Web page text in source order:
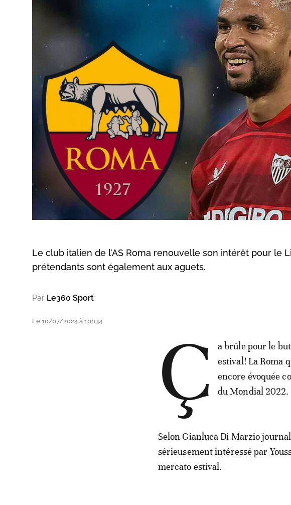
Le club italien de l’AS Roma renouvelle son intérêt pour le
prétendants sont également aux aguets.
Par Le360 Sport
Le 10/07/2024 à 10h34 Ç
a brûle pour le
estival! La Roma
encore évoquée
du Mondial 2022.
Selon Gianluca Di Marzio
sérieusement intéressé par
mercato estival.